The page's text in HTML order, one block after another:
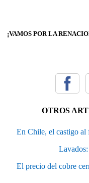
¡VAMOS POR LA
OTROS
En Chile, el castigo al
El precio del cobre